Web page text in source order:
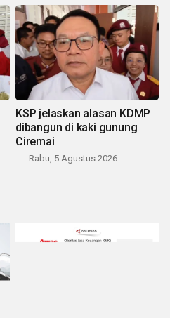
KSP jelaskan alasan KDMP
dibangun di kaki gunung
Ciremai
Rabu, 5 Agustus 2026